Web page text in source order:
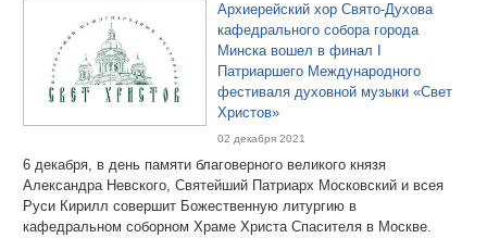
Архиерейский хор Свято-Духова
кафедрального собора города
Минска вошел в финал I
Патриаршего Международного
фестиваля духовной музыки «Свет
Христов»
02 декабря 2021
6 декабря, в день памяти благоверного великого князя
Александра Невского, Святейший Патриарх Московский и всея
Руси Кирилл совершит Божественную литургию в
кафедральном соборном Храме Христа Спасителя в Москве.